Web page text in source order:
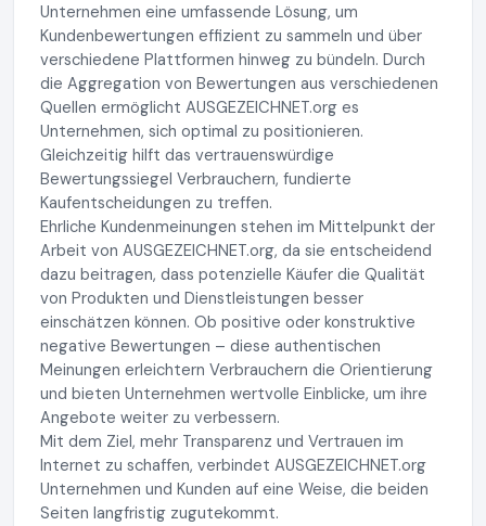
Unternehmen eine umfassende Lösung, um
Kundenbewertungen effizient zu sammeln und über
verschiedene Plattformen hinweg zu bündeln. Durch
die Aggregation von Bewertungen aus verschiedenen
Quellen ermöglicht AUSGEZEICHNET.org es
Unternehmen, sich optimal zu positionieren.
Gleichzeitig hilft das vertrauenswürdige
Bewertungssiegel Verbrauchern, fundierte
Kaufentscheidungen zu treffen.
Ehrliche Kundenmeinungen stehen im Mittelpunkt der
Arbeit von AUSGEZEICHNET.org, da sie entscheidend
dazu beitragen, dass potenzielle Käufer die Qualität
von Produkten und Dienstleistungen besser
einschätzen können. Ob positive oder konstruktive
negative Bewertungen – diese authentischen
Meinungen erleichtern Verbrauchern die Orientierung
und bieten Unternehmen wertvolle Einblicke, um ihre
Angebote weiter zu verbessern.
Mit dem Ziel, mehr Transparenz und Vertrauen im
Internet zu schaffen, verbindet AUSGEZEICHNET.org
Unternehmen und Kunden auf eine Weise, die beiden
Seiten langfristig zugutekommt.